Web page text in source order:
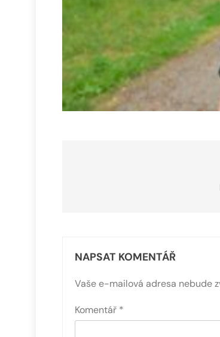
NAPSAT KOMENTÁŘ
Vaše e-mailová adresa nebude
Komentář *